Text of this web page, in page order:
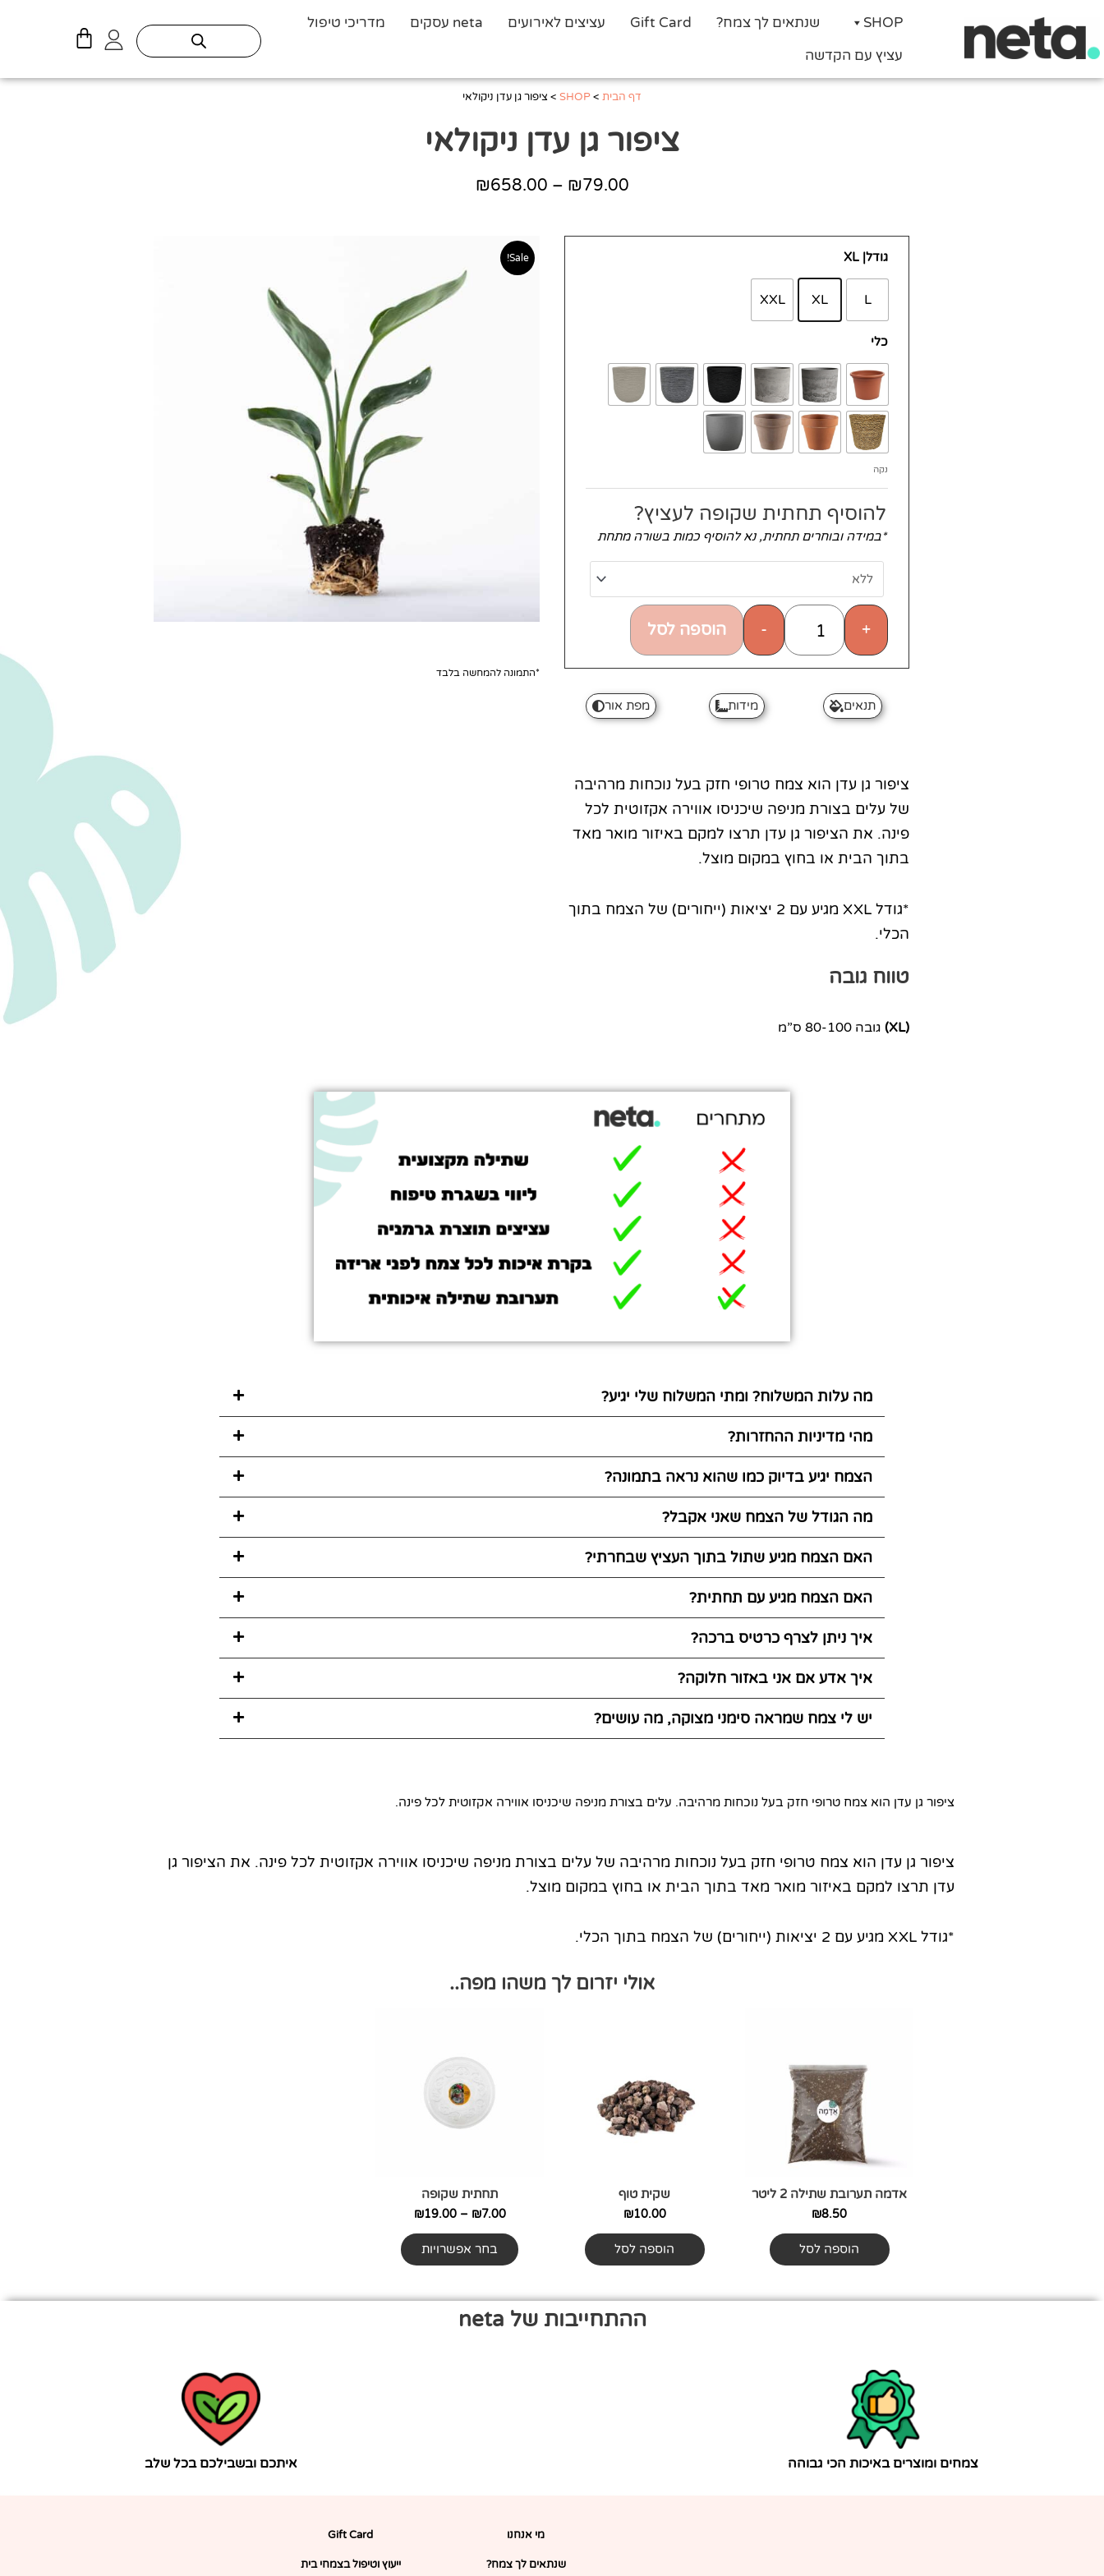
SHOP שנתאים לך צמח? Gift Card עציצים לאירועים neta עסקים
מדריכי טיפול
עציץ עם הקדשה
עגלת
דף הבית >
SHOP
> ציפור גן עדן ניקולאי
ציפור גן עדן ניקולאי
₪79.00
–
₪658.00
גודל| XL
L
XL
XXL
כלי
נקה
להוסיף תחתית שקופה לעציץ?
*במידה ובוחרים תחתית, נא להוסיף כמות בשורה מתחת
+
של
ציפור
עדן
- הוספה לסל
תנאים מידות מפת אור
ציפור גן עדן הוא צמח טרופי חזק בעל נוכחות מרהיבה
של עלים בצורת מניפה שיכניסו אווירה אקזוטית לכל
פינה. את הציפור גן עדן תרצו למקם באיזור מואר מאד
בתוך הבית או בחוץ במקום מוצל.
*גודל XXL מגיע עם 2 יציאות (ייחורים) של הצמח בתוך
הכלי.
טווח גובה
(XL) גובה 80-100 ס”מ
Sale!
*התמונה להמחשה בלבד
מה עלות המשלוח? ומתי המשלוח שלי יגיע?
מהי מדיניות ההחזרות?
הצמח יגיע בדיוק כמו שהוא נראה בתמונה?
מה הגודל של הצמח שאני אקבל?
האם הצמח מגיע שתול בתוך העציץ שבחרתי?
האם הצמח מגיע עם תחתית?
איך ניתן לצרף כרטיס ברכה?
איך אדע אם אני באזור חלוקה?
יש לי צמח שמראה סימני מצוקה, מה עושים?
ציפור גן עדן הוא צמח טרופי חזק בעל נוכחות מרהיבה. עלים בצורת מניפה שיכניסו אווירה אקזוטית לכל פינה.
ציפור גן עדן הוא צמח טרופי חזק בעל נוכחות מרהיבה של עלים בצורת מניפה שיכניסו אווירה אקזוטית לכל פינה. את הציפור גן
עדן תרצו למקם באיזור מואר מאד בתוך הבית או בחוץ במקום מוצל.
*גודל XXL מגיע עם 2 יציאות (ייחורים) של הצמח בתוך הכלי.
אולי יזרום לך משהו מפה..
אדמה תערובת שתילה 2 ליטר
₪8.50
הוספה לסל
שקית טוף
₪10.00
הוספה לסל
תחתית שקופה
₪7.00
–
₪19.00
בחר אפשרויות
יש
מספר
סוגים.
ניתן
בעמוד
המוצר
ההתחייבות של neta
צמחים ומוצרים באיכות הכי גבוהה איתכם ובשבילכם בכל שלב
מי אנחנו
שנתאים לך צמח?
Gift Card
ייעוץ וטיפול בצמחי בית